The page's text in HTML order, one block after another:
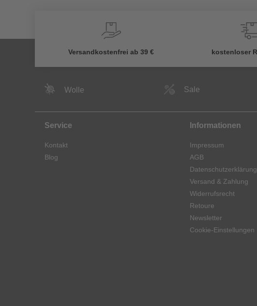
Versandkostenfrei ab 39 € kostenloser
Wolle Sale
Service
Kontakt
Blog
Informationen
Impressum
AGB
Datenschutzerklärung
Versand & Zahlung
Widerrufsrecht
Retoure
Newsletter
Cookie-Einstellungen